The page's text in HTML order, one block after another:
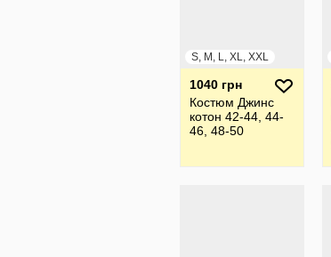
S, M, L, XL, XXL
1040 грн
Костюм Джинс
котон 42-44, 44-
46, 48-50